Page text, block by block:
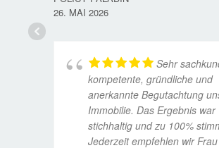
26. MAI 2026
Sehr
kompetente, gründliche und
anerkannte Begutachtung
Immobilie. Das Ergebnis war
stichhaltig und zu 100%
Jederzeit empfehlen wir